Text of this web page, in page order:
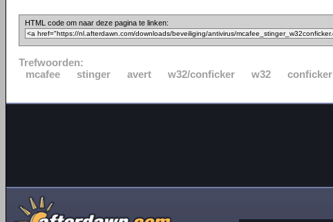
HTML code om naar deze pagina te linken:
Trefwoorden:
mcafee
stinger avert w32/conficker w32 conficker